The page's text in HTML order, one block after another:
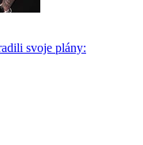
svoje plány: